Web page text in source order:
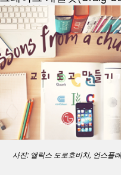
사진: 앨릭스 도로호비치, 언스플